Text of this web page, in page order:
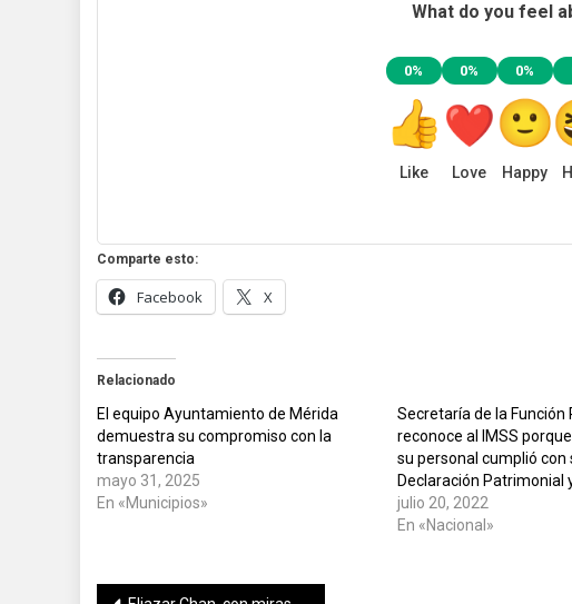
What do you feel
0%
Like
0%
Love
0%
Happy
Comparte esto:
Facebook X
Relacionado
El equipo Ayuntamiento de Mérida
demuestra su compromiso con la
transparencia
mayo 31, 2025
En «Municipios»
Secretaría de la Función
reconoce al IMSS
su personal cumplió con
Declaración Patrimonial
julio 20, 2022
En «Nacional»